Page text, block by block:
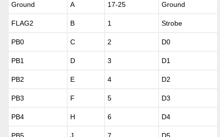
Ground A 17-25 Ground
FLAG2 B 1 Strobe
PB0 C 2 D0
PB1 D 3 D1
PB2 E 4 D2
PB3 F 5 D3
PB4 H 6 D4